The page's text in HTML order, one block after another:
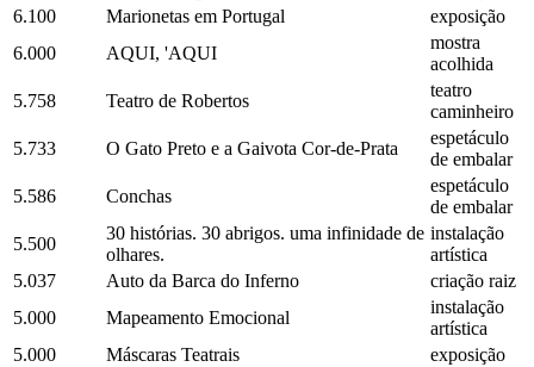
6.100
Marionetas em Portugal
exposição
6.000
AQUI, 'AQUI
mostra
acolhida
5.758
Teatro de Robertos
teatro
caminheiro
5.733
O Gato Preto e a Gaivota Cor-de-Prata
espetáculo
de embalar
5.586
Conchas
espetáculo
de embalar
5.500
30 histórias. 30 abrigos. uma infinidade de
olhares.
instalação
artística
5.037
Auto da Barca do Inferno
criação raiz
5.000
Mapeamento Emocional
instalação
artística
5.000
Máscaras Teatrais
exposição